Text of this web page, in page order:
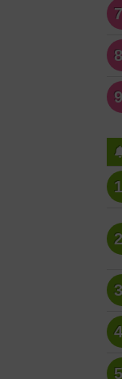
7
8
9
1
2
3
4
5